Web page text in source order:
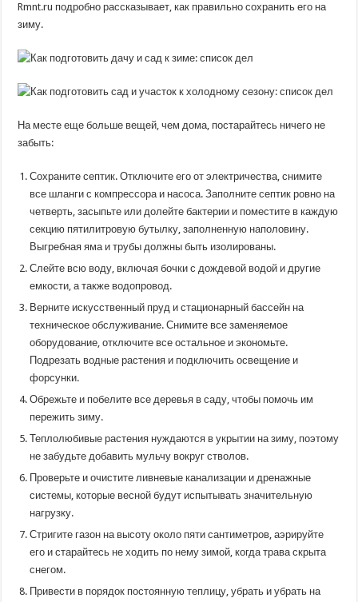
Rmnt.ru подробно рассказывает, как правильно сохранить его на
зиму.
На месте еще больше вещей, чем дома, постарайтесь ничего не
забыть:
Сохраните септик. Отключите его от электричества, снимите
все шланги с компрессора и насоса. Заполните септик ровно на
четверть, засыпьте или долейте бактерии и поместите в каждую
секцию пятилитровую бутылку, заполненную наполовину.
Выгребная яма и трубы должны быть изолированы.
Слейте всю воду, включая бочки с дождевой водой и другие
емкости, а также водопровод.
Верните искусственный пруд и стационарный бассейн на
техническое обслуживание. Снимите все заменяемое
оборудование, отключите все остальное и экономьте.
Подрезать водные растения и подключить освещение и
форсунки.
Обрежьте и побелите все деревья в саду, чтобы помочь им
пережить зиму.
Теплолюбивые растения нуждаются в укрытии на зиму, поэтому
не забудьте добавить мульчу вокруг стволов.
Проверьте и очистите ливневые канализации и дренажные
системы, которые весной будут испытывать значительную
нагрузку.
Стригите газон на высоту около пяти сантиметров, аэрируйте
его и старайтесь не ходить по нему зимой, когда трава скрыта
снегом.
Привести в порядок постоянную теплицу, убрать и убрать на